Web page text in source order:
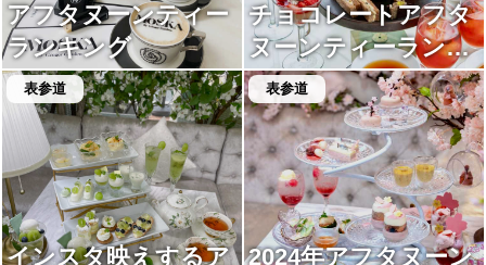
アフタヌーンティー
ランキング
チョコレートアフタ
ヌーンティーランキ
ング
表参道
インスタ映えするア
表参道
2024年アフタヌーン